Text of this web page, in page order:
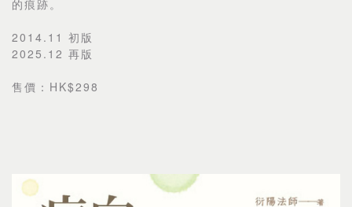
的痕跡。
2014.11 初版
2025.12 再版
售價：HK$298